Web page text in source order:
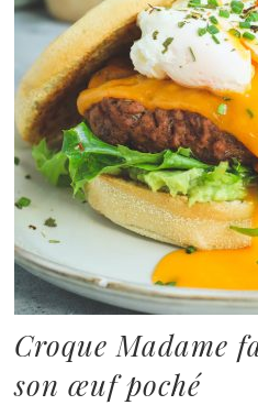
Croque Madame
son œuf poché